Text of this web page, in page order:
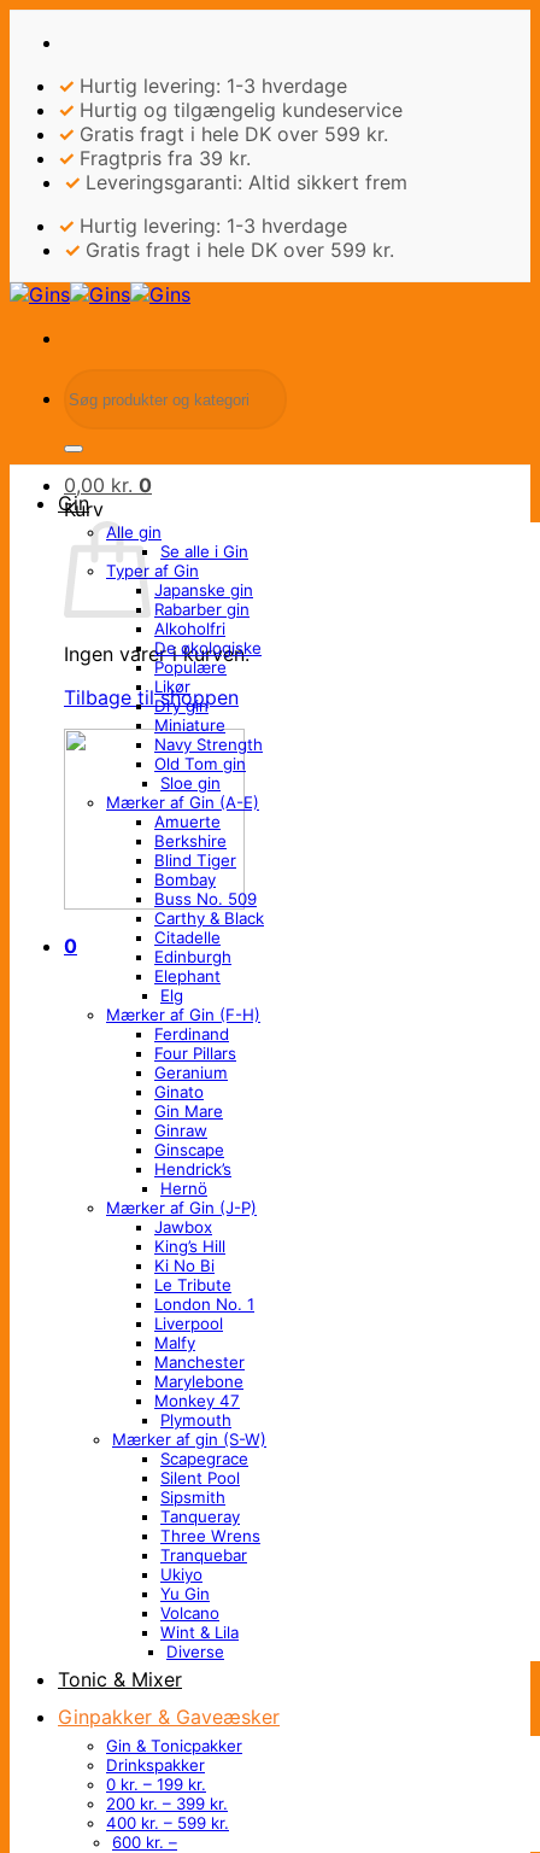
✓ Hurtig levering: 1-3 hverdage
✓ Hurtig og tilgængelig kundeservice
✓ Gratis fragt i hele DK over 599 kr.
✓ Fragtpris fra 39 kr.
✓ Leveringsgaranti: Altid sikkert frem
✓ Hurtig levering: 1-3 hverdage
✓ Gratis fragt i hele DK over 599 kr.
efter:
0,00 kr. 0
Kurv
Ingen varer i kurven.
Tilbage til shoppen
0
Gin
Alle gin
Se alle i Gin
Typer af Gin
Japanske gin
Rabarber gin
Alkoholfri
De økologiske
Populære
Likør
Dry gin
Miniature
Navy Strength
Old Tom gin
Sloe gin
Mærker af Gin (A-E)
Amuerte
Berkshire
Blind Tiger
Bombay
Buss No. 509
Carthy & Black
Citadelle
Edinburgh
Elephant
Elg
Mærker af Gin (F-H)
Ferdinand
Four Pillars
Geranium
Ginato
Gin Mare
Ginraw
Ginscape
Hendrick’s
Hernö
Mærker af Gin (J-P)
Jawbox
King’s Hill
Ki No Bi
Le Tribute
London No. 1
Liverpool
Malfy
Manchester
Marylebone
Monkey 47
Plymouth
Mærker af gin (S-W)
Scapegrace
Silent Pool
Sipsmith
Tanqueray
Three Wrens
Tranquebar
Ukiyo
Yu Gin
Volcano
Wint & Lila
Diverse
Tonic & Mixer
Ginpakker & Gaveæsker
Gin & Tonicpakker
Drinkspakker
0 kr. – 199 kr.
200 kr. – 399 kr.
400 kr. – 599 kr.
600 kr. –